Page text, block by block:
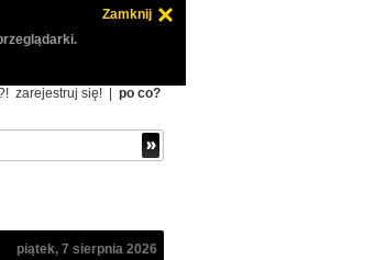
Zamknij
zarejestruj się! po co?
piątek, 7 sierpnia 2026